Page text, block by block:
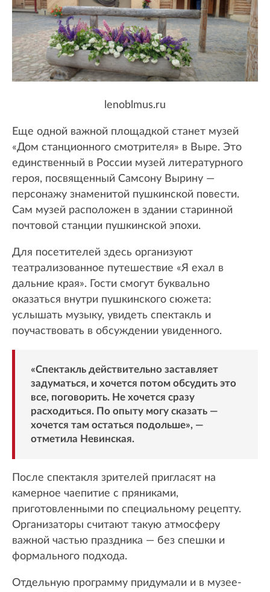
lenoblmus.ru
Еще одной важной площадкой станет музей
«Дом станционного смотрителя» в Выре. Это
единственный в России музей литературного
героя, посвященный Самсону Вырину —
персонажу знаменитой пушкинской повести.
Сам музей расположен в здании старинной
почтовой станции пушкинской эпохи.
Для посетителей здесь организуют
театрализованное путешествие «Я ехал в
дальние края». Гости смогут буквально
оказаться внутри пушкинского сюжета:
услышать музыку, увидеть спектакль и
поучаствовать в обсуждении увиденного.
«Спектакль действительно заставляет
задуматься, и хочется потом обсудить это
все, поговорить. Не хочется сразу
расходиться. По опыту могу сказать —
хочется там остаться подольше», —
отметила Невинская.
После спектакля зрителей пригласят на
камерное чаепитие с пряниками,
приготовленными по специальному рецепту.
Организаторы считают такую атмосферу
важной частью праздника — без спешки и
формального подхода.
Отдельную программу придумали и в музее-